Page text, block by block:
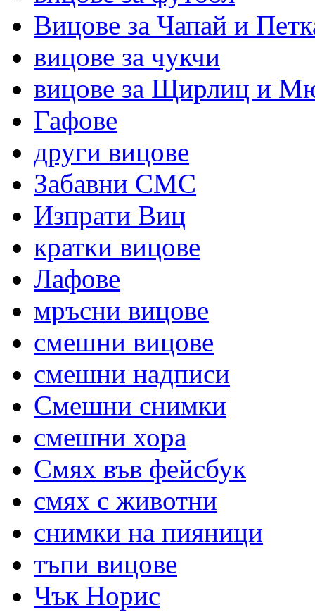
Вицове за Чапай и
вицове за чукчи
вицове за Щирлиц и
Гафове
други вицове
Забавни СМС
Изпрати Виц
кратки вицове
Лафове
мръсни вицове
смешни вицове
смешни надписи
Смешни снимки
смешни хора
Смях във фейсбук
смях с животни
снимки на пияници
тъпи вицове
Чък Норис